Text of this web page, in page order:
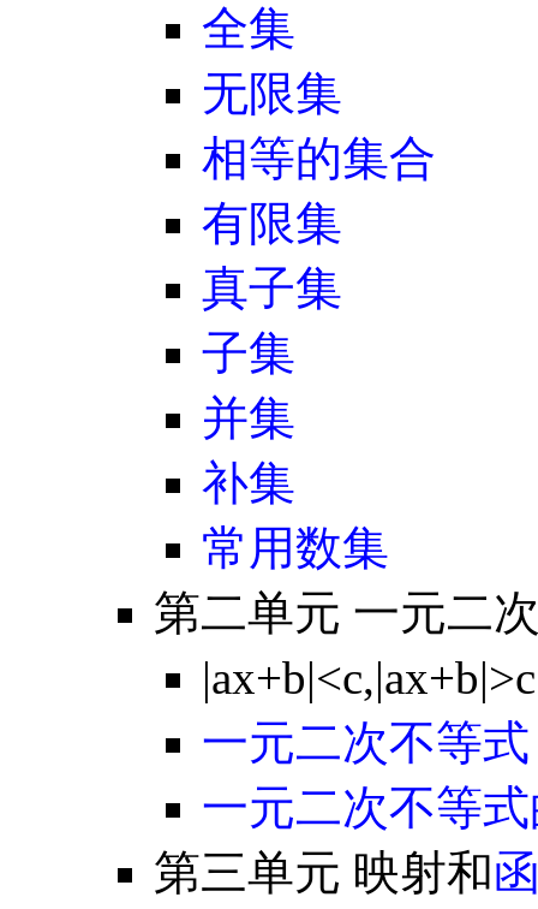
全集
无限集
相等的集合
有限集
真子集
子集
并集
补集
常用数集
第二单元 一元二
一元二次不等式
一元二次不等
第三单元 映射和